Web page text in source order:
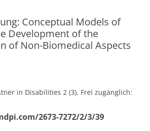
Conceptual Models of
Development of the
of Non-Biomedical Aspects
in Disabilities 2 (3). Frei zugänglich:
2673-7272/2/3/39